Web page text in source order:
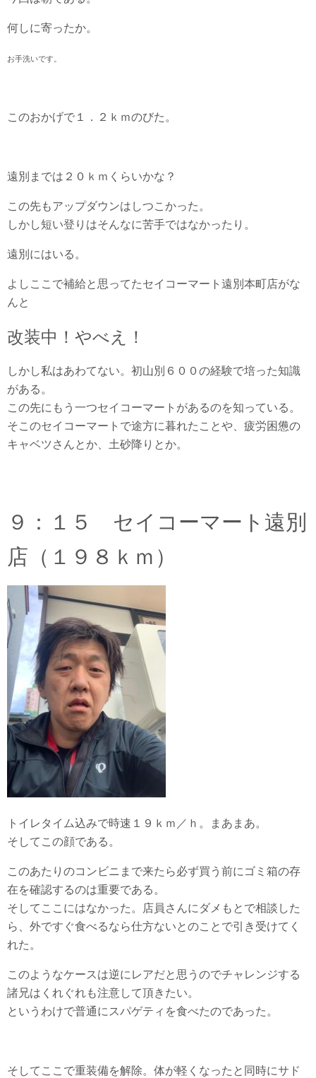
何しに寄ったか。
お手洗いです。
このおかげで１．２ｋｍのびた。
遠別までは２０ｋｍくらいかな？
この先もアップダウンはしつこかった。
しかし短い登りはそんなに苦手ではなかったり。
遠別にはいる。
よしここで補給と思ってたセイコーマート遠別本町店がな
んと
改装中！やべえ！
しかし私はあわてない。初山別６００の経験で培った知識
がある。
この先にもう一つセイコーマートがあるのを知っている。
そこのセイコーマートで途方に暮れたことや、疲労困憊の
キャベツさんとか、土砂降りとか。
９：１５ セイコーマート遠別
店（１９８ｋｍ）
トイレタイム込みで時速１９ｋｍ／ｈ。まあまあ。
そしてこの顔である。
このあたりのコンビニまで来たら必ず買う前にゴミ箱の存
在を確認するのは重要である。
そしてここにはなかった。店員さんにダメもとで相談した
ら、外ですぐ食べるなら仕方ないとのことで引き受けてく
れた。
このようなケースは逆にレアだと思うのでチャレンジする
諸兄はくれぐれも注意して頂きたい。
というわけで普通にスパゲティを食べたのであった。
そしてここで重装備を解除。体が軽くなったと同時にサド